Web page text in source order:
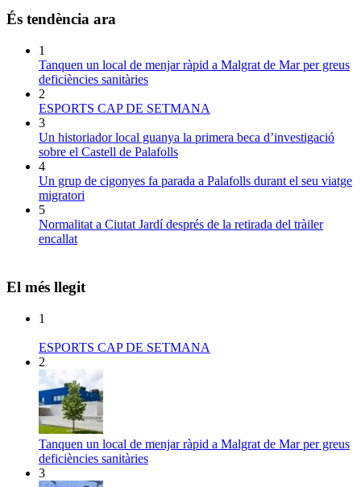
És tendència ara
1
Tanquen un local de menjar ràpid a Malgrat de Mar per greus
deficiències sanitàries
2
ESPORTS CAP DE SETMANA
3
Un historiador local guanya la primera beca d’investigació
sobre el Castell de Palafolls
4
Un grup de cigonyes fa parada a Palafolls durant el seu viatge
migratori
5
Normalitat a Ciutat Jardí després de la retirada del tràiler
encallat
El més llegit
1
ESPORTS CAP DE SETMANA
2
Tanquen un local de menjar ràpid a Malgrat de Mar per greus
deficiències sanitàries
3